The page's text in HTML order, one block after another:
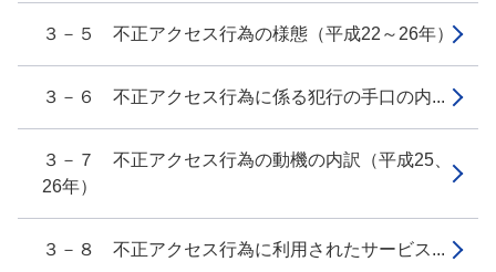
３－５ 不正アクセス行為の様態（平成22～26年）
３－６ 不正アクセス行為に係る犯行の手口の内...
３－７ 不正アクセス行為の動機の内訳（平成25、
26年）
３－８ 不正アクセス行為に利用されたサービス...